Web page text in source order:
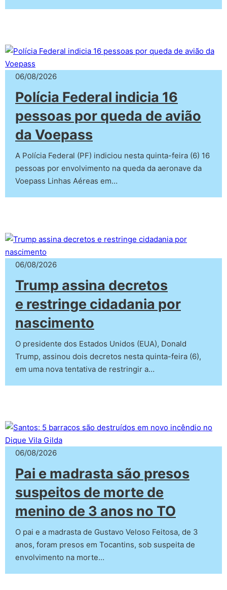
06/08/2026
Polícia Federal indicia 16
pessoas por queda de avião
da Voepass
A Polícia Federal (PF) indiciou nesta quinta-feira (6) 16
pessoas por envolvimento na queda da aeronave da
Voepass Linhas Aéreas em…
06/08/2026
Trump assina decretos
e restringe cidadania por
nascimento
O presidente dos Estados Unidos (EUA), Donald
Trump, assinou dois decretos nesta quinta-feira (6),
em uma nova tentativa de restringir a…
06/08/2026
Pai e madrasta são presos
suspeitos de morte de
menino de 3 anos no TO
O pai e a madrasta de Gustavo Veloso Feitosa, de 3
anos, foram presos em Tocantins, sob suspeita de
envolvimento na morte…